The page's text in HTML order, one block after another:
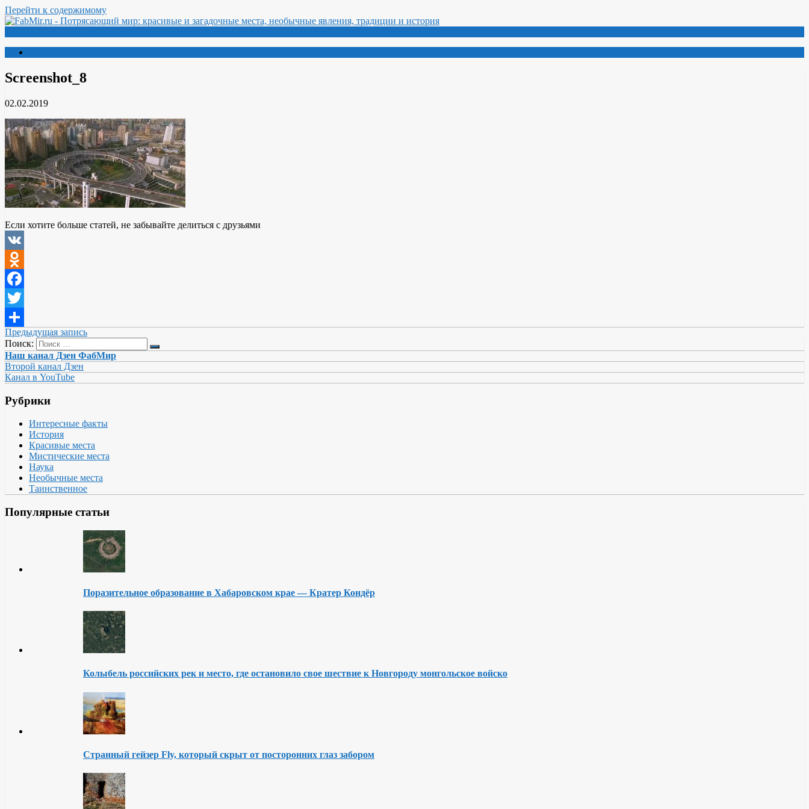
Перейти к содержимому
Screenshot_8
02.02.2019
Если хотите больше статей, не забывайте делиться с друзьями
VK
Odnoklassniki
Facebook
Twitter
Отправить
Предыдущая запись
Поиск:
Наш канал Дзен ФабМир
Второй канал Дзен
Канал в YouTube
Рубрики
Интересные факты
История
Красивые места
Мистические места
Наука
Необычные места
Таинственное
Популярные статьи
Поразительное образование в Хабаровском крае — Кратер Кондёр
Колыбель российских рек и место, где остановило свое шествие к Новгороду монгольское войско
Странный гейзер Fly, который скрыт от посторонних глаз забором